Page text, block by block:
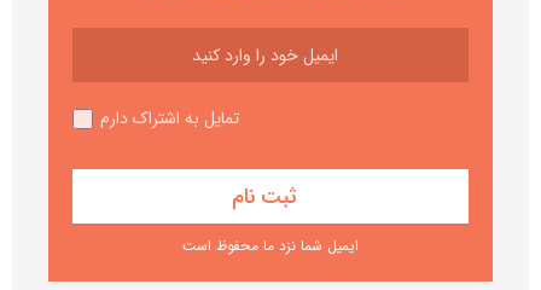
تمایل به اشتراک دارم
ایمیل شما نزد ما محفوظ است